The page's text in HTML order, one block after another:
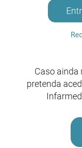
Caso ainda
pretenda